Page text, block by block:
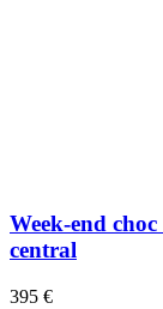
Week-end
central
395 €